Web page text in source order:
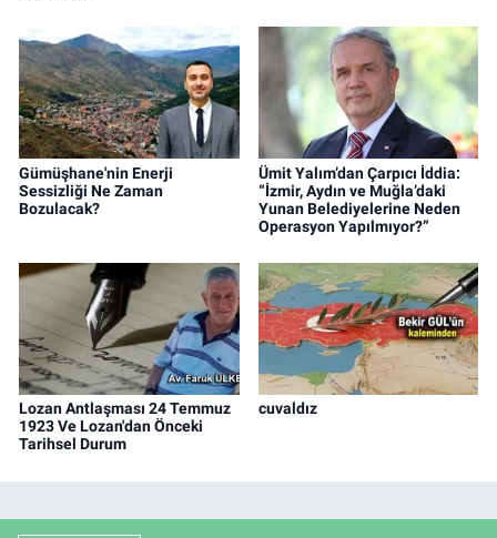
Gümüşhane'nin Enerji
Sessizliği Ne Zaman
Bozulacak?
Ümit Yalım’dan Çarpıcı İddia:
“İzmir, Aydın ve Muğla’daki
Yunan Belediyelerine Neden
Operasyon Yapılmıyor?”
Lozan Antlaşması 24 Temmuz
1923 Ve Lozan'dan Önceki
Tarihsel Durum
cuvaldız